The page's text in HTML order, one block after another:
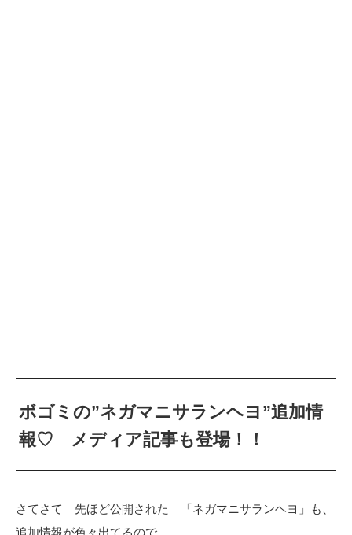
ボゴミの”ネガマニサランヘヨ”追加情
報♡ メディア記事も登場！！
さてさて 先ほど公開された 「ネガマニサランヘヨ」も、